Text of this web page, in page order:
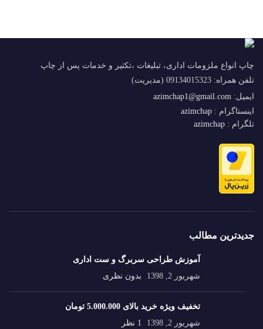
چاپ انواع ملزومات اداری، تبلیغات ،تکثیر و خدمات پس از چاپ
تلفن همراه: 09134015323 (مدیریت)
ایمیل: azimchap1@gmail.com
اینستاگرام : azimchap
تلگرام : azimchap
جدیدترین مطالب
آموزش طراحی سربرگ و ست اداری
شهریور 2, 1398
بدون نظری
تخفیف ویژه خرید بالای 5.000.000 تومان
شهریور 2, 1398
1 نظر